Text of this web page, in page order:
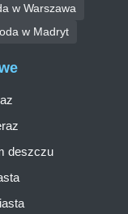
w Warszawa
w Madryt
deszczu